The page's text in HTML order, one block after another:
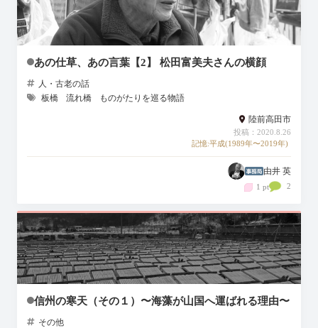
あの仕草、あの言葉【2】 松田富美夫さんの横顔
人・古老の話
板橋
流れ橋 ものがたりを巡る物語
陸前高田市
投稿：2020.8.26
記憶:平成(1989年〜2019年)
由井 英
1 pt 2
信州の寒天（その１）〜海藻が山国へ運ばれる理由〜
その他